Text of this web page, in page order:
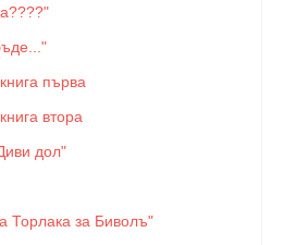
първа
втора
дол"
Торлака за Биволъ"